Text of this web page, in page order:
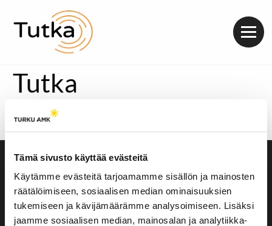
Tämä sivusto käyttää evästeitä
Käytämme evästeitä tarjoamamme sisällön ja mainosten
räätälöimiseen, sosiaalisen median ominaisuuksien
tukemiseen ja kävijämäärämme analysoimiseen. Lisäksi
jaamme sosiaalisen median, mainosalan ja analytiikka-
Tutka
Mistä tietää, että käsissäsi on muotovalio julkkis? Taiska
pohti aihetta Aivoitusten lyhyt historia -ohjelmassaan.
Saavutettavuusseloste
Evästeasetukset